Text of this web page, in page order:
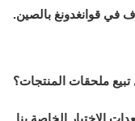
في قوانغدونغ بالصين.
الاختبار الخاصة بنا.